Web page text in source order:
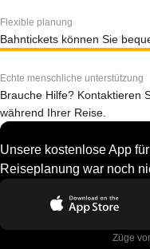
Flexible planung
Bahntickets können Sie
Echte menschliche unterstützung
Brauche Hilfe? Kontaktieren
während Ihrer Reise.
Unsere kostenlose App
Reiseplanung war noch
Züge